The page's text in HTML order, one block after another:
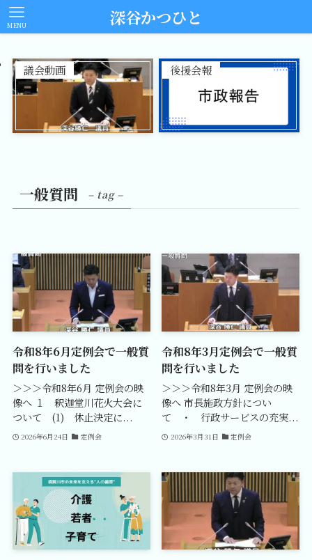
深谷かつひと
MENU
議会動画 後援会報
一般質問 – tag –
令和8年6月定例会で一般質
問を行いました
＞＞＞令和8年6月 定例会の映
像へ １ 釈迦堂川花火大会に
ついて (1) 休止決定に...
2026年6月24日 定例会
令和8年3月定例会で一般質
問を行いました
＞＞＞令和8年3月 定例会の映
像へ 市長施政方針につい
て ・ 行政サービスの充実...
2026年3月31日 定例会